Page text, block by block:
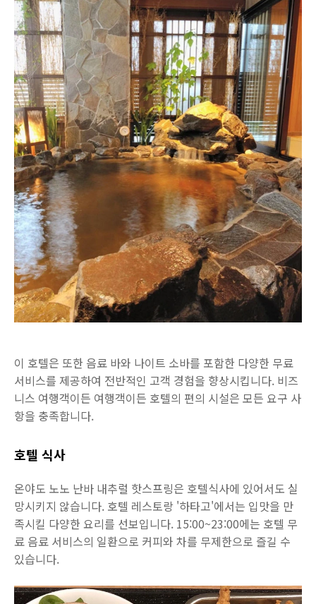
이 호텔은 또한 음료 바와 나이트 소바를 포함한 다양한 무료
서비스를 제공하여 전반적인 고객 경험을 향상시킵니다. 비즈
니스 여행객이든 여행객이든 호텔의 편의 시설은 모든 요구 사
항을 충족합니다.
호텔 식사
온야도 노노 난바 내추럴 핫스프링은 호텔식사에 있어서도 실
망시키지 않습니다. 호텔 레스토랑 '하타고'에서는 입맛을 만
족시킬 다양한 요리를 선보입니다. 15:00~23:00에는 호텔 무
료 음료 서비스의 일환으로 커피와 차를 무제한으로 즐길 수
있습니다.